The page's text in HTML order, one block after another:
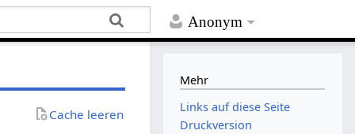
Anonym
Cache leeren
Mehr
Links auf diese Seite
Druckversion